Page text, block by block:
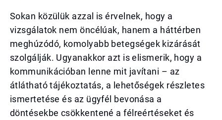
Sokan közülük azzal is érvelnek, hogy a
vizsgálatok nem öncélúak, hanem a háttérben
meghúzódó, komolyabb betegségek kizárását
szolgálják. Ugyanakkor azt is elismerik, hogy a
kommunikációban lenne mit javítani – az
átlátható tájékoztatás, a lehetőségek részletes
ismertetése és az ügyfél bevonása a
döntésekbe csökkentené a félreértéseket és